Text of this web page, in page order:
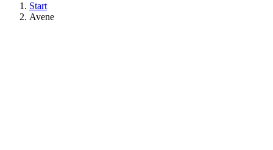
Start
Avene